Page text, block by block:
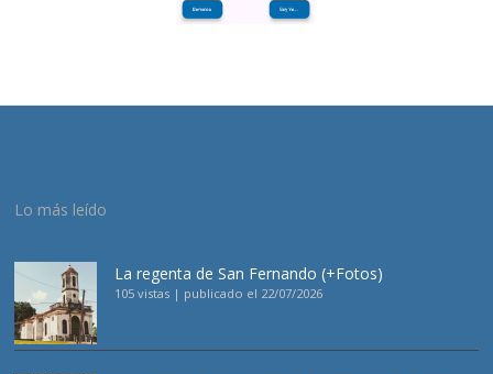
Lo más leído
La regenta de San Fernando (+Fotos)
105 vistas | publicado el 22/07/2026